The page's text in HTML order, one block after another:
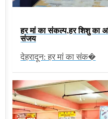
हर मां का संकल्प,हर शिशु का
संजय
देहरादून: हर मां का संक�